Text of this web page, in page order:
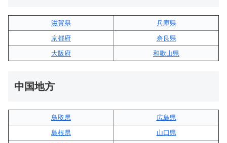
滋賀県
兵庫県
京都府
奈良県
大阪府
和歌山県
中国地方
鳥取県
広島県
島根県
山口県